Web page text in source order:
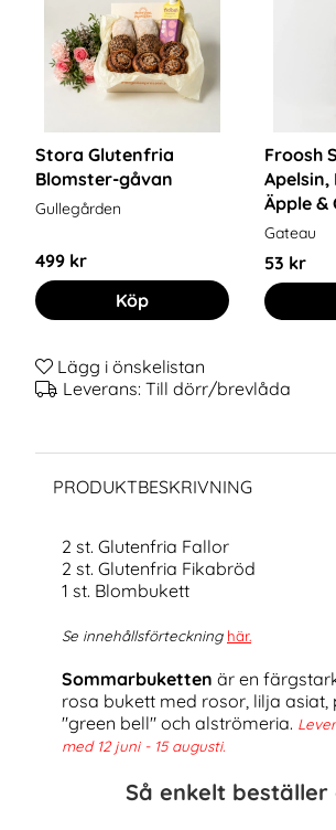
Stora Glutenfria
Blomster-gåvan
Gullegården
499 kr
Köp
Froosh
Apelsin,
Äpple &
Gateau
53 kr
Lägg i önskelistan
Leverans: Till dörr/brevlåda
PRODUKTBESKRIVNING
2 st. Glutenfria Fallor
2 st. Glutenfria Fikabröd
1 st. Blombukett
Se innehållsförteckning här.
Sommarbuketten är en
rosa bukett med rosor, lilja asiat,
"green bell" och alströmeria.
med 12 juni - 15 augusti.
Så enkelt beställer